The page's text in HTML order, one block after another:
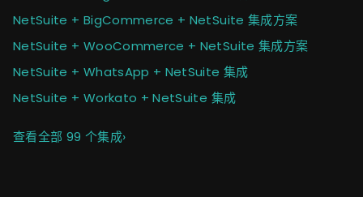
NetSuite + BigCommerce + NetSuite 集成方案
NetSuite + WooCommerce + NetSuite 集成方案
NetSuite + WhatsApp + NetSuite 集成
NetSuite + Workato + NetSuite 集成
查看全部 99 个集成›